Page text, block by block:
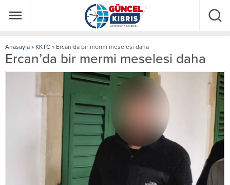
Anasayfa » KKTC » Ercan’da bir mermi meselesi daha
Ercan’da bir mermi meselesi daha